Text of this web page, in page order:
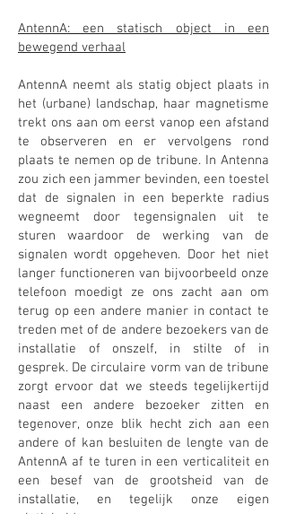
AntennA: een statisch object in een
bewegend verhaal
AntennA neemt als statig object plaats in
het (urbane) landschap, haar magnetisme
trekt ons aan om eerst vanop een afstand
te observeren en er vervolgens rond
plaats te nemen op de tribune. In Antenna
zou zich een jammer bevinden, een toestel
dat de signalen in een beperkte radius
wegneemt door tegensignalen uit te
sturen waardoor de werking van de
signalen wordt opgeheven. Door het niet
langer functioneren van bijvoorbeeld onze
telefoon moedigt ze ons zacht aan om
terug op een andere manier in contact te
treden met of de andere bezoekers van de
installatie of onszelf, in stilte of in
gesprek. De circulaire vorm van de tribune
zorgt ervoor dat we steeds tegelijkertijd
naast een andere bezoeker zitten en
tegenover, onze blik hecht zich aan een
andere of kan besluiten de lengte van de
AntennA af te turen in een verticaliteit en
een besef van de grootsheid van de
installatie, en tegelijk onze eigen